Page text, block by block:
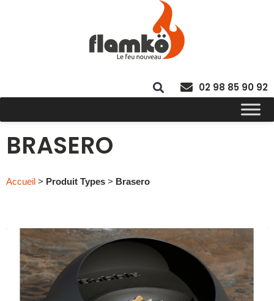
02 98 85 90 92
BRASERO
Accueil > Produit Types > Brasero